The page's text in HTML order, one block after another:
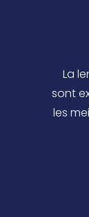
La
sont
les